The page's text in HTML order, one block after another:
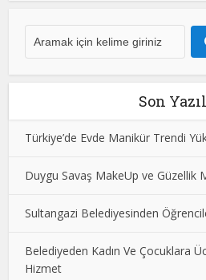
Son
Türkiye’de Evde Manikür Trendi
Duygu Savaş MakeUp ve Güzellik
Sultangazi Belediyesinden
Belediyeden Kadın Ve Çocuklara
Hizmet